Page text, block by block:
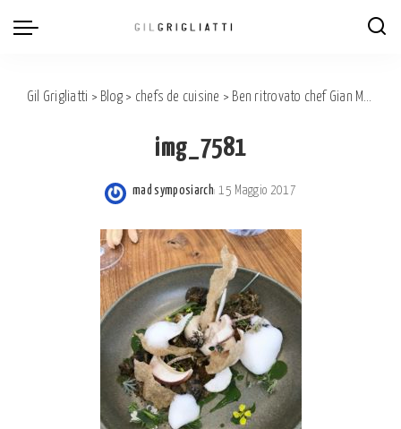
Gil Grigliatti > Blog > chefs de cuisine > Ben ritrovato chef Gian Michele Galliano al rist. Euthalia!
img_7581
Posted
mad symposiarch 15 Maggio 2017